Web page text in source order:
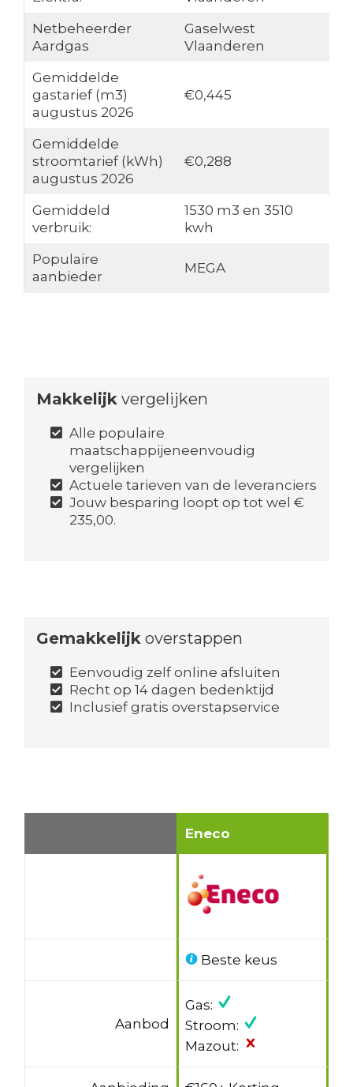
Netbeheerder
Aardgas
Gaselwest
Vlaanderen
Gemiddelde
gastarief (m3)
augustus 2026
€0,445
Gemiddelde
stroomtarief (kWh)
augustus 2026
€0,288
Gemiddeld
verbruik:
1530 m3 en 3510
kwh
Populaire
aanbieder
MEGA
Makkelijk vergelijken
Alle populaire
maatschappijeneenvoudig
vergelijken
Actuele tarieven van de leveranciers
Jouw besparing loopt op tot wel €
235,00.
Gemakkelijkoverstappen
Eenvoudig zelf online afsluiten
Recht op 14 dagen bedenktijd
Inclusief gratis overstapservice
Eneco
Beste keus
Aanbod
Gas:
Stroom:
Mazout: